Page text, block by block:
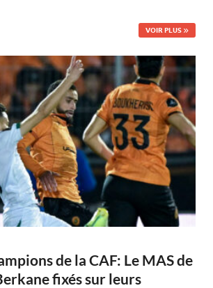
VOIR PLUS
de la CAF: Le MAS de
fixés sur leurs